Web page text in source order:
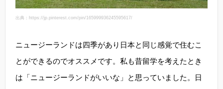
出典：https://jp.pinterest.com/pin/165999936245595617/
ニュージーランドは四季があり日本と同じ感覚で住むこ
とができるのでオススメです。私も昔留学を考えたとき
は「ニュージーランドがいいな」と思っていました。日